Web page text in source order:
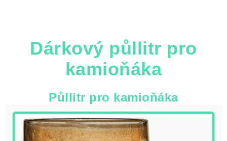
Dárkový půllitr pro
kamioňáka
Půllitr pro kamioňáka